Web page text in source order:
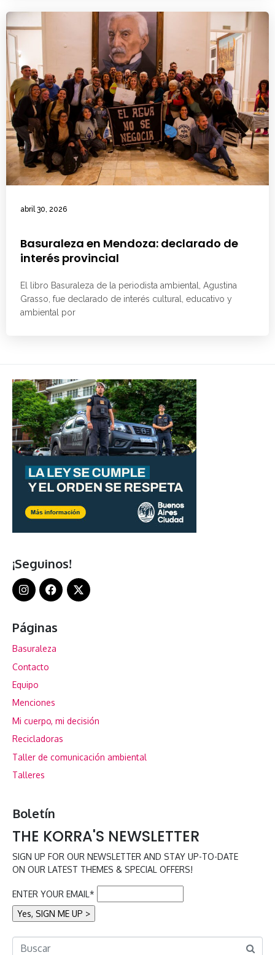
abril 30, 2026
Basuraleza en Mendoza: declarado de
interés provincial
El libro Basuraleza de la periodista ambiental, Agustina
Grasso, fue declarado de interés cultural, educativo y
ambiental por
¡Seguinos!
Páginas
Basuraleza
Contacto
Equipo
Menciones
Mi cuerpo, mi decisión
Recicladoras
Taller de comunicación ambiental
Talleres
Boletín
THE KORRA'S NEWSLETTER
SIGN UP FOR OUR NEWSLETTER AND STAY UP-TO-DATE
ON OUR LATEST THEMES & SPECIAL OFFERS!
ENTER YOUR EMAIL*